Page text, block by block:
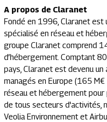
A propos de Claranet
Fondé en 1996, Claranet est
spécialisé en réseau et
groupe Claranet comprend
d’hébergement. Comptant
pays, Claranet est devenu
managés en Europe (165
réseau et hébergement
de tous secteurs d'activités,
Veolia Environnement et